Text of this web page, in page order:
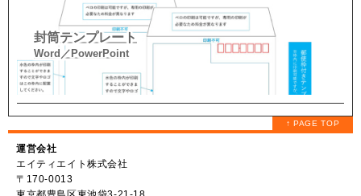
封筒テンプレート
Word／PowerPoint
↑ PAGE TOP
運営会社
エイティエイト株式会社
〒170-0013